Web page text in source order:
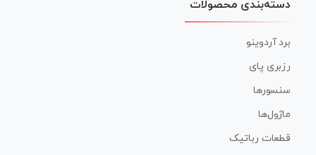
دسته‌بندی محصولات
برد آردوینو
رزبری پای
سنسورها
ماژول‌ها
قطعات رباتیک